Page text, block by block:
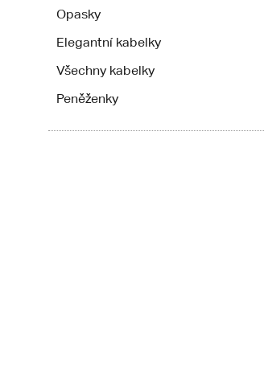
Opasky
Elegantní kabelky
Všechny kabelky
Peněženky